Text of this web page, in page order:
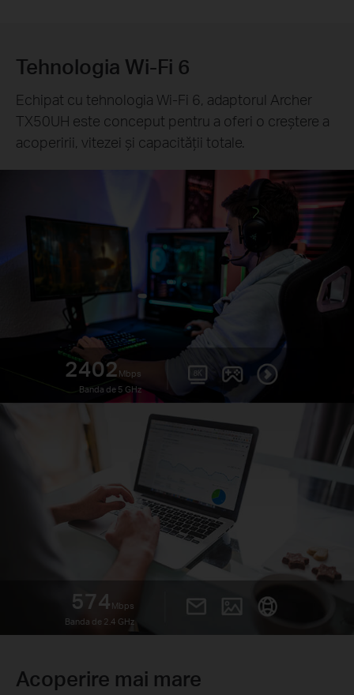
Tehnologia Wi-Fi 6
Echipat cu tehnologia Wi-Fi 6, adaptorul Archer
TX50UH este conceput pentru a oferi o creștere a
acoperirii, vitezei și capacității totale.
2402 Mbps
Banda de 5 GHz
574 Mbps
Banda de 2.4 GHz
Acoperire mai mare